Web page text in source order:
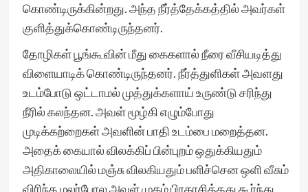
கொண்டிருக்கின்றது. அந்த நீர்த்தேக்கத்தில் அவர்கள்
குளித்துக்கொண்டிருந்தனர்.
தோழிகள் பூங்கூவின் மீது கைகளால் நீரை வீசியடித்து
விளையாடிக் கொண்டிருந்தனர். நீர்த்துளிகள் அவளது
உடம்போடு ஒட்டாமல் முத்துக்களாய் உருண்டு சரிந்து
நீரில் கலந்தன. அவள் மூழ்கி எழும்போது
முடிக்கற்றைகள் அவளின் பாதி உடம்பை மறைத்தன.
அதைக் கையால் விலக்கிப் பின்புறம் ஒதுக்கியதும்
அதிகாலையில் மஞ்சு விலகியதும் பளிச்சென ஒளி வீசும்
விரிந்த மலர்போல அவள் முகம் பிரகாசித்தது கூர்ந்து